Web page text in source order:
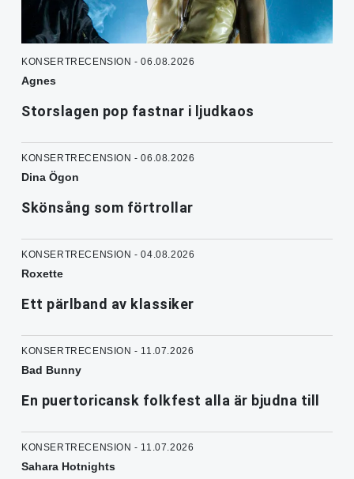
KONSERTRECENSION - 06.08.2026
Agnes
Storslagen pop fastnar i ljudkaos
KONSERTRECENSION - 06.08.2026
Dina Ögon
Skönsång som förtrollar
KONSERTRECENSION - 04.08.2026
Roxette
Ett pärlband av klassiker
KONSERTRECENSION - 11.07.2026
Bad Bunny
En puertoricansk folkfest alla är bjudna till
KONSERTRECENSION - 11.07.2026
Sahara Hotnights